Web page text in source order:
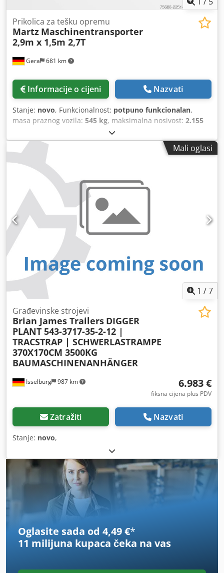
Gera 681 km
Prikolica za tešku opremu
Martz Maschinentransporter
2,9m x 1,5m 2,7T
Informacije o cijeni Nazvati
Stanje: novo, Funkcionalnost: potpuno funkcionalan,
masa praznog vozila: 545 kg, maksimalna nosivost: 2.155
, konfiguracija osovina:
osovine, duljina prostora za utovar:2.880 mm, širina
utovarnog prostora:
, visina utovarnog prostora:
300 mm
, kočnica prikolice:
proizvodnje:2026
Mali oglasi
1 /7
Isselburg 987 km
Građevinske strojevi
Brian James Trailers DIGGER
PLANT 543-3717-35-2-12 |
TRACSTRAP | SCHWERLASTRAMPE
370X170CM 3500KG
BAUMASCHINENANHÄNGER
6.983 €
fiksna cijena plus PDV
Zatražiti Nazvati
Stanje: novo,
Oglasite sada od 4,49 €*
11 milijuna kupaca čeka na vas